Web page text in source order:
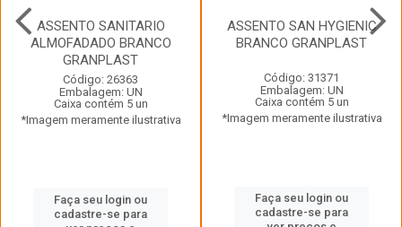
ASSENTO SANITARIO
ALMOFADADO BRANCO
GRANPLAST
Código: 26363
Embalagem: UN
Caixa contém 5 un
*Imagem meramente ilustrativa
Faça seu login ou
cadastre-se para
ASSENTO SAN HYGIENIC
BRANCO GRANPLAST
Código: 31371
Embalagem: UN
Caixa contém 5 un
*Imagem meramente ilustrativa
Faça seu login ou
cadastre-se para